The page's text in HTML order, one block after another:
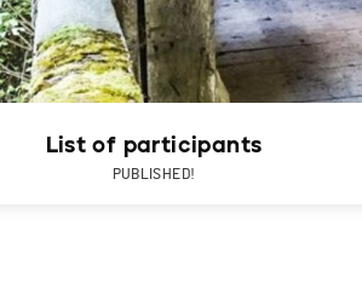
List of participants
PUBLISHED!